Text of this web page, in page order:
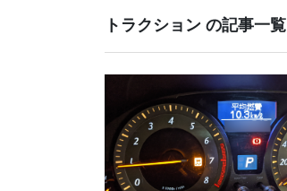
トラクション の記事一覧